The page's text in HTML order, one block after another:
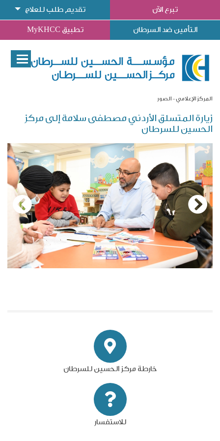
تبرع الآن تقديم طلب للعلاج
التأمين ضد السرطان تطبيق MyKHCC
المركز الإعلامي الصور
زيارة المتسلق الأردني مصطفى سلامة إلى مركز
الحسين للسرطان
خارطة مركز الحسين للسرطان
للاستفسار